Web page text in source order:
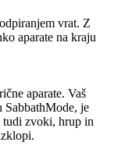
vrat. Z
aparate na kraju
aparate. Vaš
je
tudi zvoki, hrup in